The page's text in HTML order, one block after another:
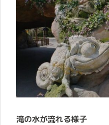
滝の水が流れる様子